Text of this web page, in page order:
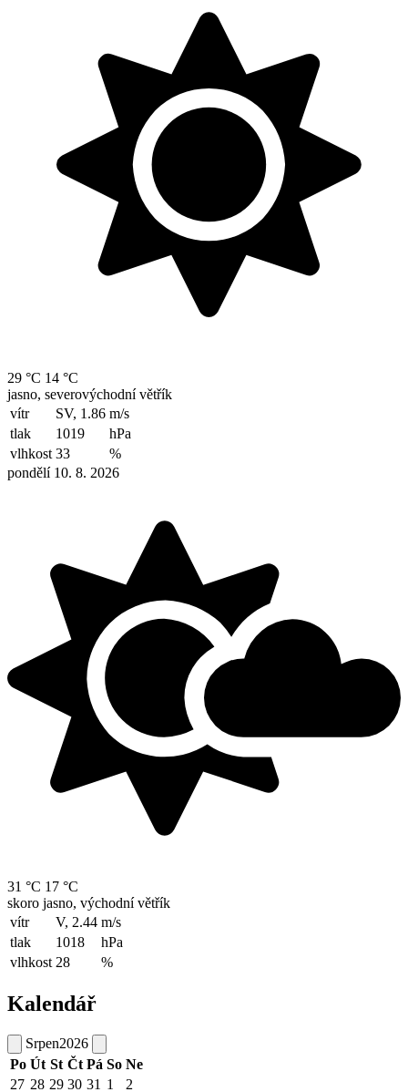
29 °C 14 °C
jasno, severovýchodní větřík
vítr
SV, 1.86 m/s
tlak
1019
hPa
vlhkost 33
%
pondělí 10. 8. 2026
31 °C 17 °C
skoro jasno, východní větřík
vítr
V, 2.44 m/s
tlak
1018
hPa
vlhkost 28 %
Kalendář
Srpen2026
Po Út St Čt Pá So Ne
27 28 29 30 31 1
2